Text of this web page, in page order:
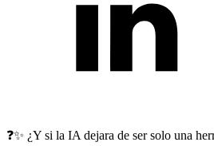
❓✨ ¿Y si la IA dejara de ser solo una